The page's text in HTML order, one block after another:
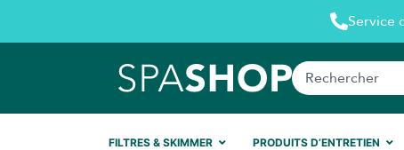
Service
FILTRES & SKIMMER PRODUITS D’ENTRETIEN